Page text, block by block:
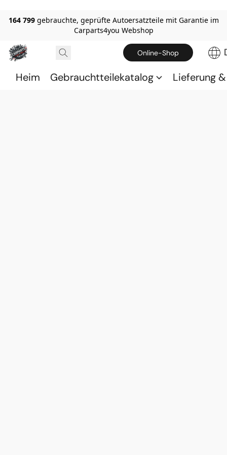
164 799 gebrauchte, geprüfte Autoersatzteile mit Garantie im
Carparts4you Webshop
Online-Shop
Heim Gebrauchtteilekatalog Lieferung